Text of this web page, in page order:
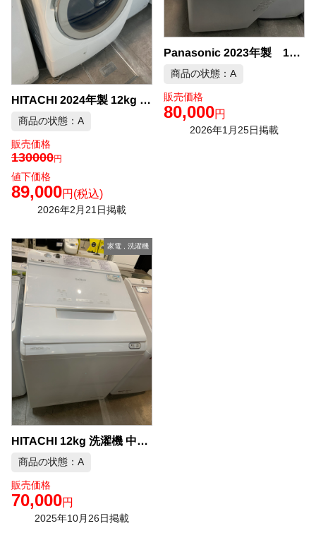
HITACHI 2024年製 12kg ドラム式洗濯機 中古品販売
商品の状態：A
販売価格
130000円
値下価格
89,000円 (税込)
2026年2月21日掲載
Panasonic 2023年製 12kg 全自動洗濯機 中古品販売
商品の状態：A
販売価格
80,000円
2026年1月25日掲載
家電, 洗濯機
HITACHI 12kg 洗濯機 中古品販売
商品の状態：A
販売価格
70,000円
2025年10月26日掲載